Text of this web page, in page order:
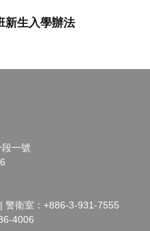
新生入學辦法
一號
警衛室：+886-3-931-7555
4006